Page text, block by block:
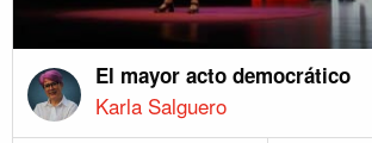
El mayor acto democrático
Karla Salguero